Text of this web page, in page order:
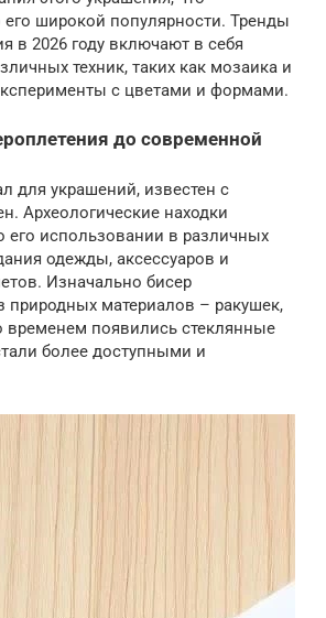
его широкой популярности. Тренды
в 2026 году включают в себя
техник, таких как мозаика и
с цветами и формами.
до современной
для украшений, известен с
Археологические находки
его использовании в различных
одежды, аксессуаров и
Изначально бисер
природных материалов – ракушек,
временем появились стеклянные
более доступными и